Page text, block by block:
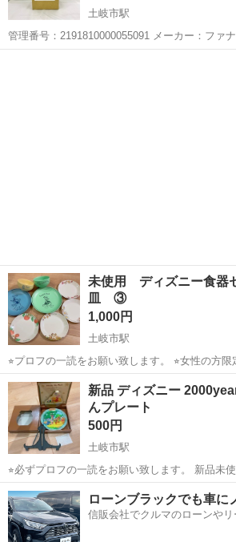
土岐市駅
管理番号：2191810000055091 メーカー：ファナティックス・ジャパ
ン合同会社 型番：P204-046-A 年式： JAN/EAN：
未使用 ディズニー食器
皿 ③
1,000円
土岐市駅
⭐︎プロフの一読をお願い致します。 ⭐︎女性の方限定です。
すが、このまま他の食器と重ねてあったので、
ります。 チップ＆デールはメラミンプレートです。 一枚細かな傷があ
ります。 プルート...
岐阜 土岐市 土岐市駅
新品 ディズニー
んプレート
500円
土岐市駅
⭐︎必ずプロフの一読をお願い致します。 新品未使用品です。 初期傷等
はご了承下さい。 ・お値下げ交渉は受け
岐阜 土岐市 土岐市駅 食器 プー
ローンブラックでも車に
信販会社でクルマのローンやリ